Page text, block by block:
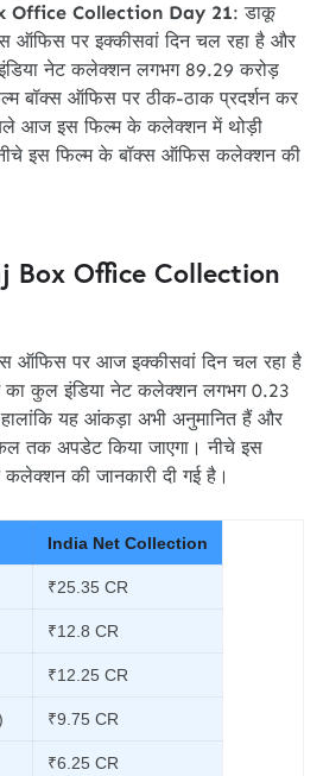
Office Collection Day 21: डाकू
ऑफिस पर इक्कीसवां दिन चल रहा है और
नेट कलेक्शन लगभग 89.29 करोड़
बॉक्स ऑफिस पर ठीक-ठाक प्रदर्शन कर
आज इस फिल्म के कलेक्शन में थोड़ी
नीचे इस फिल्म के बॉक्स ऑफिस कलेक्शन की
Box Office Collection
ऑफिस पर आज इक्कीसवां दिन चल रहा है
कुल इंडिया नेट कलेक्शन लगभग 0.23
यह आंकड़ा अभी अनुमानित हैं और
तक अपडेट किया जाएगा। नीचे इस
की जानकारी दी गई है।
India Net Collection
₹25.35 CR
₹12.8 CR
₹12.25 CR
₹9.75 CR
₹6.25 CR